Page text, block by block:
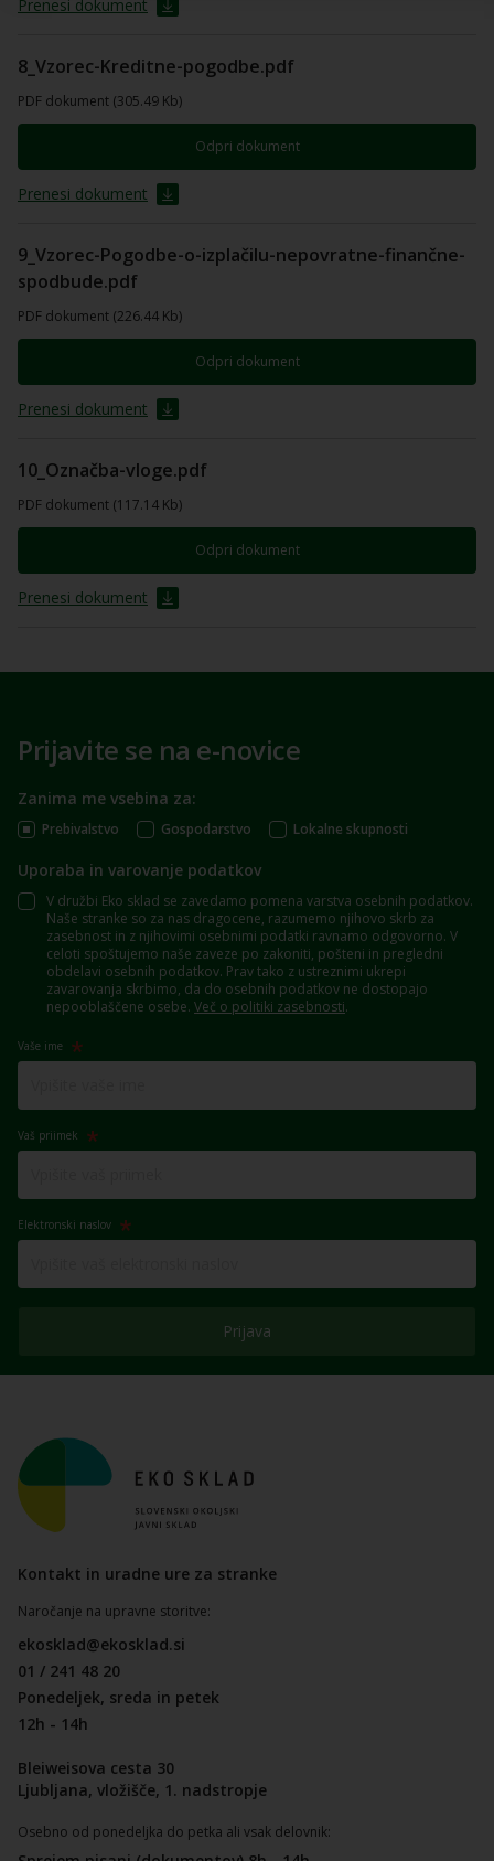
Prenesi dokument
8_Vzorec-Kreditne-pogodbe.pdf
PDF dokument (305.49 Kb)
Odpri dokument
Prenesi dokument
9_Vzorec-Pogodbe-o-izplačilu-nepovratne-finančne-
spodbude.pdf
PDF dokument (226.44 Kb)
Odpri dokument
Prenesi dokument
10_Označba-vloge.pdf
PDF dokument (117.14 Kb)
Odpri dokument
Prenesi dokument
Prijavite se na e-novice
Zanima me vsebina za:
Prebivalstvo Gospodarstvo Lokalne skupnosti
Uporaba in varovanje podatkov
V družbi Eko sklad se zavedamo pomena varstva osebnih podatkov.
Naše stranke so za nas dragocene, razumemo njihovo skrb za
zasebnost in z njihovimi osebnimi podatki ravnamo odgovorno. V
celoti spoštujemo naše zaveze po zakoniti, pošteni in pregledni
obdelavi osebnih podatkov. Prav tako z ustreznimi ukrepi
zavarovanja skrbimo, da do osebnih podatkov ne dostopajo
nepooblaščene osebe. Več o politiki zasebnosti.
Vaše ime
Vaš priimek
Elektronski naslov
Prijava
Kontakt in uradne ure za stranke
Naročanje na upravne storitve:
ekosklad@ekosklad.si
01 / 241 48 20
Ponedeljek, sreda in petek
12h - 14h
Bleiweisova cesta 30
Ljubljana, vložišče, 1. nadstropje
Osebno od ponedeljka do petka ali vsak delovnik: